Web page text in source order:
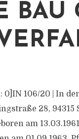
BAU
0]IN 106/20 | In
28,
am